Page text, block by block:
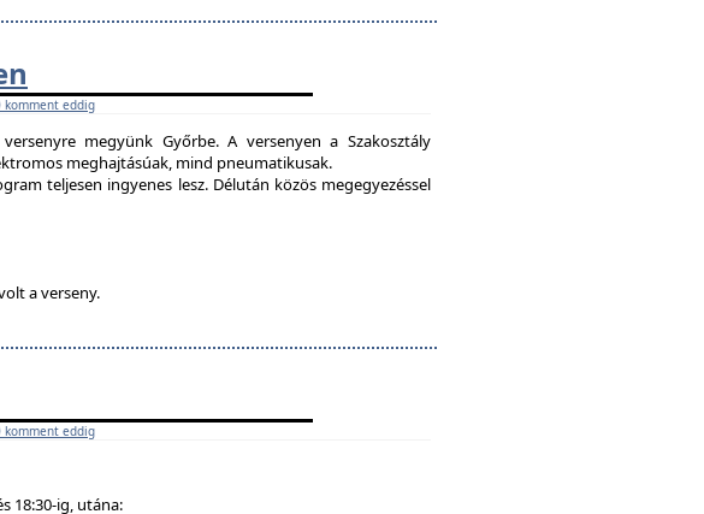
komment eddig
megyünk Győrbe. A versenyen a Szakosztály
meghajtásúak, mind pneumatikusak.
teljesen ingyenes lesz.Délután közös megegyezéssel
a verseny.
komment eddig
18:30-ig, utána: